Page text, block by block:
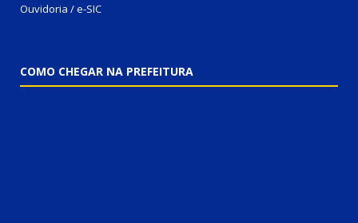
Ouvidoria / e-SIC
COMO CHEGAR NA PREFEITURA